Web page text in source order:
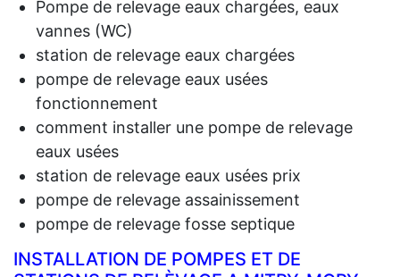
Pompe de relevage eaux chargées, eaux
vannes (WC)
station de relevage eaux chargées
pompe de relevage eaux usées
fonctionnement
comment installer une pompe de relevage
eaux usées
station de relevage eaux usées prix
pompe de relevage assainissement
pompe de relevage fosse septique
INSTALLATION DE POMPES ET DE